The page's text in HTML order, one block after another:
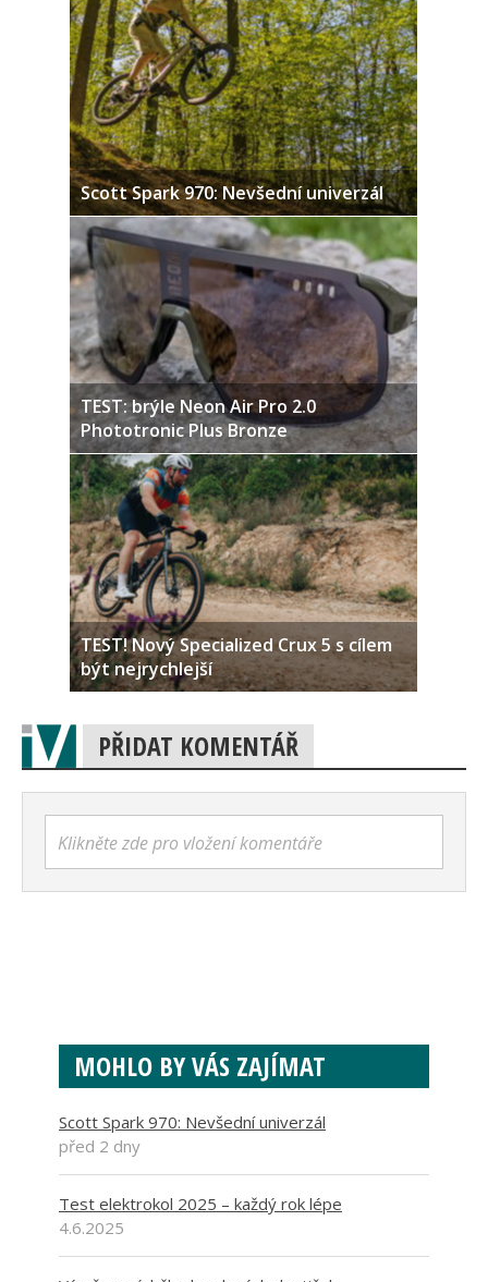
Scott Spark 970: Nevšední univerzál
TEST: brýle Neon Air Pro 2.0
Phototronic Plus Bronze
TEST! Nový Specialized Crux 5 s cílem
být nejrychlejší
PŘIDAT KOMENTÁŘ
Klikněte zde pro vložení komentáře
MOHLO BY VÁS ZAJÍMAT
Scott Spark 970: Nevšední univerzál
před 2 dny
Test elektrokol 2025 – každý rok lépe
4.6.2025